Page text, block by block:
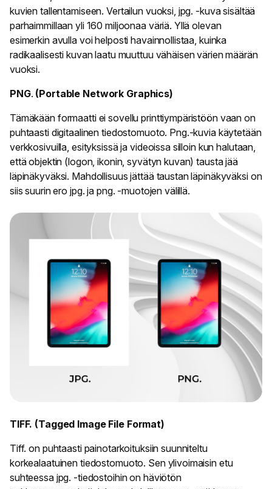
kuvien tallentamiseen. Vertailun vuoksi, jpg. -kuva sisältää
parhaimmillaan yli 160 miljoonaa väriä. Yllä olevan
esimerkin avulla voi helposti havainnollistaa, kuinka
radikaalisesti kuvan laatu muuttuu vähäisen värien määrän
vuoksi.
PNG. (Portable Network Graphics)
Tämäkään formaatti ei sovellu printtiympäristöön vaan on
puhtaasti digitaalinen tiedostomuoto. Png.-kuvia käytetään
verkkosivuilla, esityksissä ja videoissa silloin kun halutaan,
että objektin (logon, ikonin, syvätyn kuvan) tausta jää
läpinäkyväksi. Mahdollisuus jättää taustan läpinäkyväksi on
siis suurin ero jpg. ja png. -muotojen välillä.
TIFF. (Tagged Image File Format)
Tiff. on puhtaasti painotarkoituksiin suunniteltu
korkealaatuinen tiedostomuoto. Sen ylivoimaisin etu
suhteessa jpg. -tiedostoihin on häviötön